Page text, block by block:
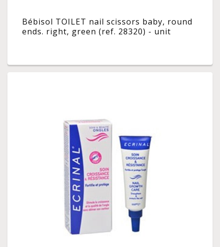
Bébisol TOILET nail scissors baby, round
ends. right, green (ref. 28320) - unit